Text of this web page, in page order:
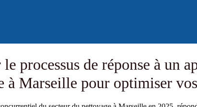
processus de réponse à un
à Marseille pour optimiser